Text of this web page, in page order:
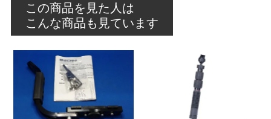
この商品を見た人は
こんな商品も見ています